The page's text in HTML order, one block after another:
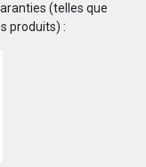
(telles que
produits) :